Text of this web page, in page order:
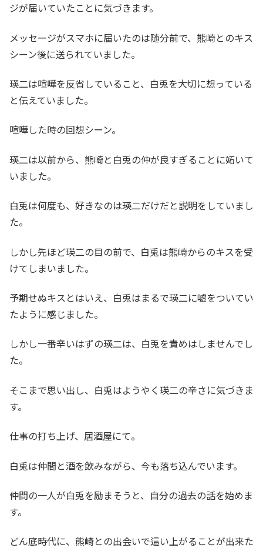
ジが届いていたことに気づきます。
メッセージがスマホに届いたのは随分前で、熊崎とのキス
シーン後に送られていました。
瑛二は喧嘩を反省していること、白兎を大切に想っている
と伝えていました。
喧嘩した時の回想シーン。
瑛二は以前から、熊崎と白兎の仲が良すぎることに妬いて
いました。
白兎は何度も、好きなのは瑛二だけだと説明をしていまし
た。
しかし先ほど瑛二の目の前で、白兎は熊崎からのキスを受
けてしまいました。
予期せぬキスとはいえ、白兎はまるで瑛二に嘘をついてい
たように感じました。
しかし一番辛いはずの瑛二は、白兎を責めはしませんでし
た。
そこまで思い出し、白兎はようやく瑛二の辛さに気づきま
す。
仕事の打ち上げ、居酒屋にて。
白兎は仲間と酒を飲みながら、今も落ち込んでいます。
仲間の一人が白兎を励まそうと、自分の過去の話を始めま
す。
どん底時代に、熊崎との出会いで這い上がることが出来た